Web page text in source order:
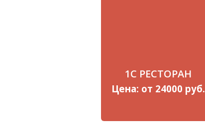
1С РЕСТОРАН
Цена: от 24000 руб.